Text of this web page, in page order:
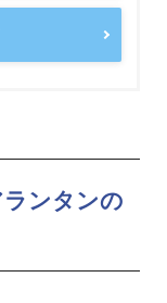
ンタンの